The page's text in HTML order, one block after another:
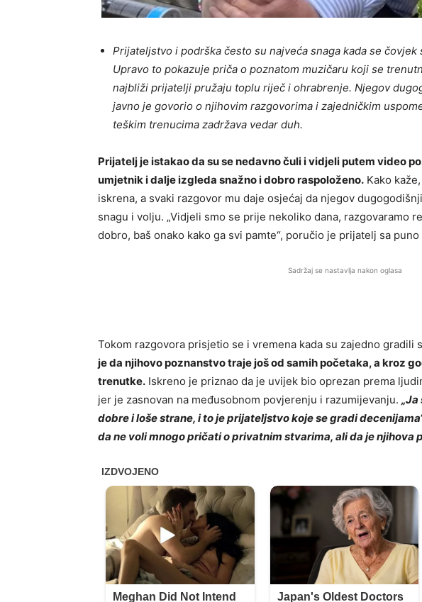
Prijateljstvo i podrška često su najveća snaga kada se
Upravo to pokazuje priča o poznatom muzičaru koji se
najbliži prijatelji pružaju toplu riječ i ohrabrenje. Njegov
javno je govorio o njihovim razgovorima i zajedničkim
teškim trenucima zadržava vedar duh.
Prijatelj je istakao da su se nedavno čuli i vidjeli putem video
umjetnik i dalje izgleda snažno i dobro raspoloženo. Kako
iskrena, a svaki razgovor mu daje osjećaj da njegov
snagu i volju. „Vidjeli smo se prije nekoliko dana, razgovaramo
dobro, baš onako kako ga svi pamte“, poručio je prijatelj sa
Sadržaj se nastavlja nakon oglasa
Tokom razgovora prisjetio se i vremena kada su zajedno gradili
je da njihovo poznanstvo traje još od samih početaka, a kroz
trenutke. Iskreno je priznao da je uvijek bio oprezan prema
jer je zasnovan na međusobnom povjerenju i razumijevanju. „Ja
dobre i loše strane, i to je prijateljstvo koje se gradi
da ne voli mnogo pričati o privatnim stvarima, ali da je njihova